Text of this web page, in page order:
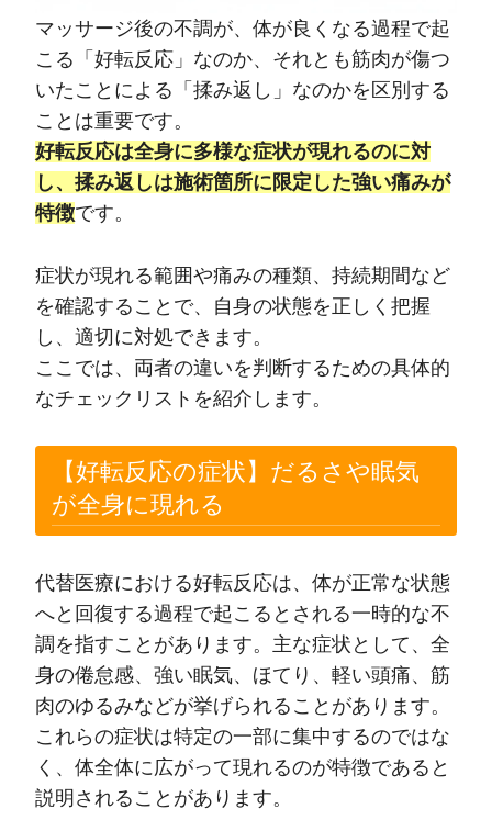
マッサージ後の不調が、体が良くなる過程で起
こる「好転反応」なのか、それとも筋肉が傷つ
いたことによる「揉み返し」なのかを区別する
ことは重要です。
好転反応は全身に多様な症状が現れるのに対
し、揉み返しは施術箇所に限定した強い痛みが
特徴です。
症状が現れる範囲や痛みの種類、持続期間など
を確認することで、自身の状態を正しく把握
し、適切に対処できます。
ここでは、両者の違いを判断するための具体的
なチェックリストを紹介します。
【好転反応の症状】だるさや眠気
が全身に現れる
代替医療における好転反応は、体が正常な状態
へと回復する過程で起こるとされる一時的な不
調を指すことがあります。主な症状として、全
身の倦怠感、強い眠気、ほてり、軽い頭痛、筋
肉のゆるみなどが挙げられることがあります。
これらの症状は特定の一部に集中するのではな
く、体全体に広がって現れるのが特徴であると
説明されることがあります。